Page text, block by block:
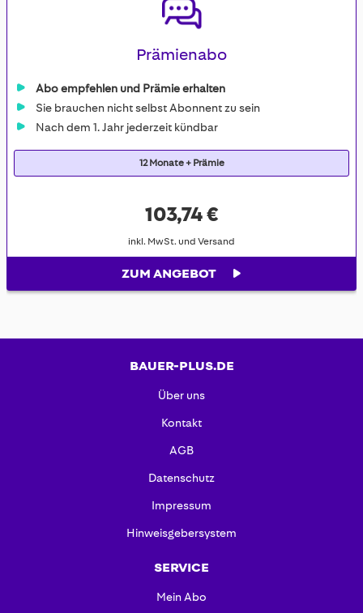
Prämienabo
Abo empfehlen und Prämie erhalten
Sie brauchen nicht selbst Abonnent zu sein
Nach dem 1. Jahr jederzeit kündbar
12 Monate + Prämie
103,74 €
inkl. MwSt. und Versand
ZUM ANGEBOT
BAUER-PLUS.DE
Über uns
Kontakt
AGB
Datenschutz
Impressum
Hinweisgebersystem
SERVICE
Mein Abo